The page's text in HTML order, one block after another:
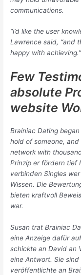
communications.
“i’d like the user
Lawrence said, “and
happy with achieving.”
Few
absolute
website
Brainiac Dating
hold of someone,
network with
Prinzip er fördern tief
verbinden Singles
Wissen. Die
bieten kraftvoll
war.
Susan trat Brainiac
eine Anzeige dafür
schickte an David an
eine Antwort. Sie
veröffentlichte an